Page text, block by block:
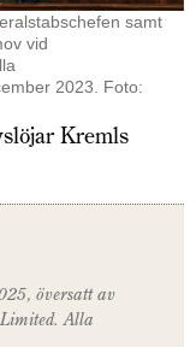
samt
vid
2023. Foto:
Kremls
översatt av
Alla